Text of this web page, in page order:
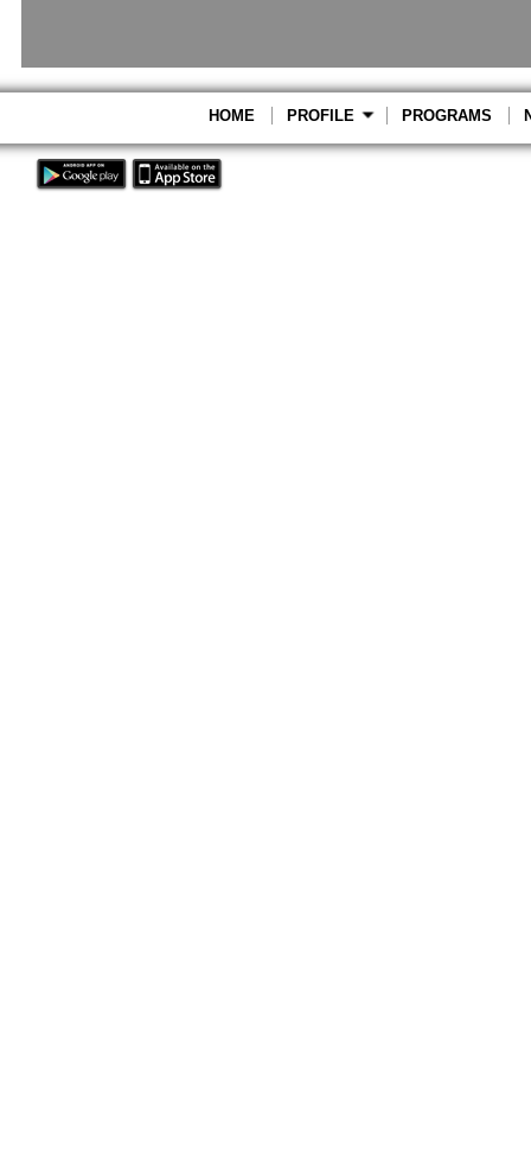
PROGRAMS
PROFILE
HOME